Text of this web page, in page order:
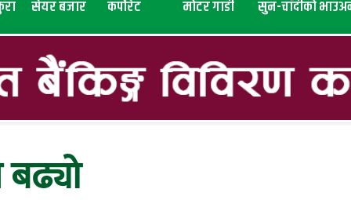
सेयर बजार कर्पोरेट मोटर गाडी सुन-चाँदीको भाउ